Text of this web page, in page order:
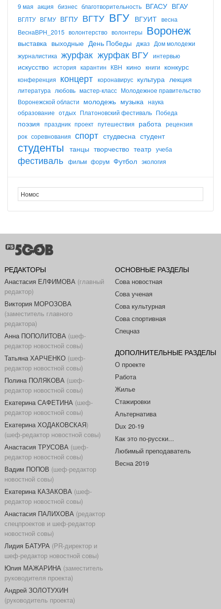
9 мая акция бизнес благотворительность ВГАСУ ВГАУ
ВГЛТУ ВГМУ ВГПУ ВГТУ ВГУ ВГУИТ весна
ВеснаВРН_2015 волонтерство волонтеры Воронеж
выставка выходные День Победы джаз Дом молодежи
журналистика журфак журфак ВГУ интервью
искусство история карантин КВН кино книги конкурс
конференция концерт коронавирус культура лекция
литература любовь мастер-класс Молодежное правительство
Воронежской области молодежь музыка наука
образование отдых Платоновский фестиваль Победа
поэзия праздник проект путешествия работа рецензия
рок соревнования спорт студвесна студент
студенты танцы творчество театр учеба
фестиваль фильм форум Футбол экология
РЕДАКТОРЫ
Анастасия ЕЛФИМОВА (главный
редактор)
Виктория МОРОЗОВА
(заместитель главного
редактора)
Анна ПОПОЛИТОВА (шеф-
редактор новостной совы)
Татьяна ХАРЧЕНКО(шеф-
редактор новостной совы)
Полина ПОЛЯКОВА (шеф-
редактор новостной совы)
Екатерина САФЕТИНА (шеф-
редактор новостной совы)
Екатерина ХОДАКОВСКАЯ)
(шеф-редактор новостной совы)
Анастасия ТРУСОВА (шеф-
редактор новостной совы)
Вадим ПОПОВ (шеф-редактор
новостной совы)
Екатерина КАЗАКОВА (шеф-
редактор новостной совы)
Анастасия ПАЛИХОВА (редактор
спецпроектов и шеф-редактор
новостной совы)
Лидия БАТУРА (PR-директор и
шеф-редактор новостной совы)
Юлия МАЖАРИНА (заместитель
руководителя проекта)
Андрей ЗОЛОТУХИН
(руководитель проекта)
ОСНОВНЫЕ РАЗДЕЛЫ
Сова новостная
Сова ученая
Сова культурная
Сова спортивная
Спецназ
ДОПОЛНИТЕЛЬНЫЕ РАЗДЕЛЫ
О проекте
Работа
Жилье
Стажировки
Альтернатива
Dux 20-19
Как это по-русски...
Любимый преподаватель
Весна 2019